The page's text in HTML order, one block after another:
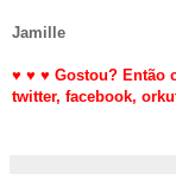
Jamille
♥ ♥ ♥ Gostou? Então
twitter, facebook,